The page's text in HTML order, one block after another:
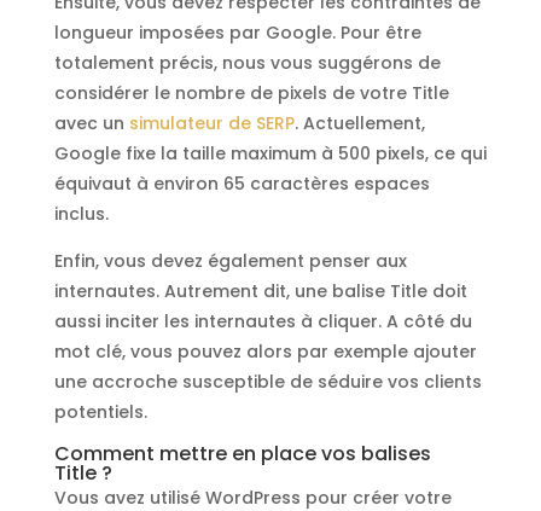
longueur imposées par Google. Pour être
totalement précis, nous vous suggérons de
considérer le nombre de pixels de votre Title
avec un simulateur de SERP. Actuellement,
Google fixe la taille maximum à 500 pixels, ce qui
équivaut à environ 65 caractères espaces
inclus.
Enfin, vous devez également penser aux
internautes. Autrement dit, une balise Title doit
aussi inciter les internautes à cliquer. A côté du
mot clé, vous pouvez alors par exemple ajouter
une accroche susceptible de séduire vos clients
potentiels.
Comment mettre en place vos balises
Title ?
Vous avez utilisé WordPress pour créer votre